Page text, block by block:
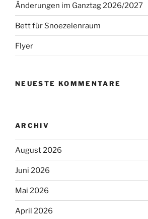
Änderungen im Ganztag 2026/2027
Bett für Snoezelenraum
Flyer
NEUESTE KOMMENTARE
ARCHIV
August 2026
Juni 2026
Mai 2026
April 2026